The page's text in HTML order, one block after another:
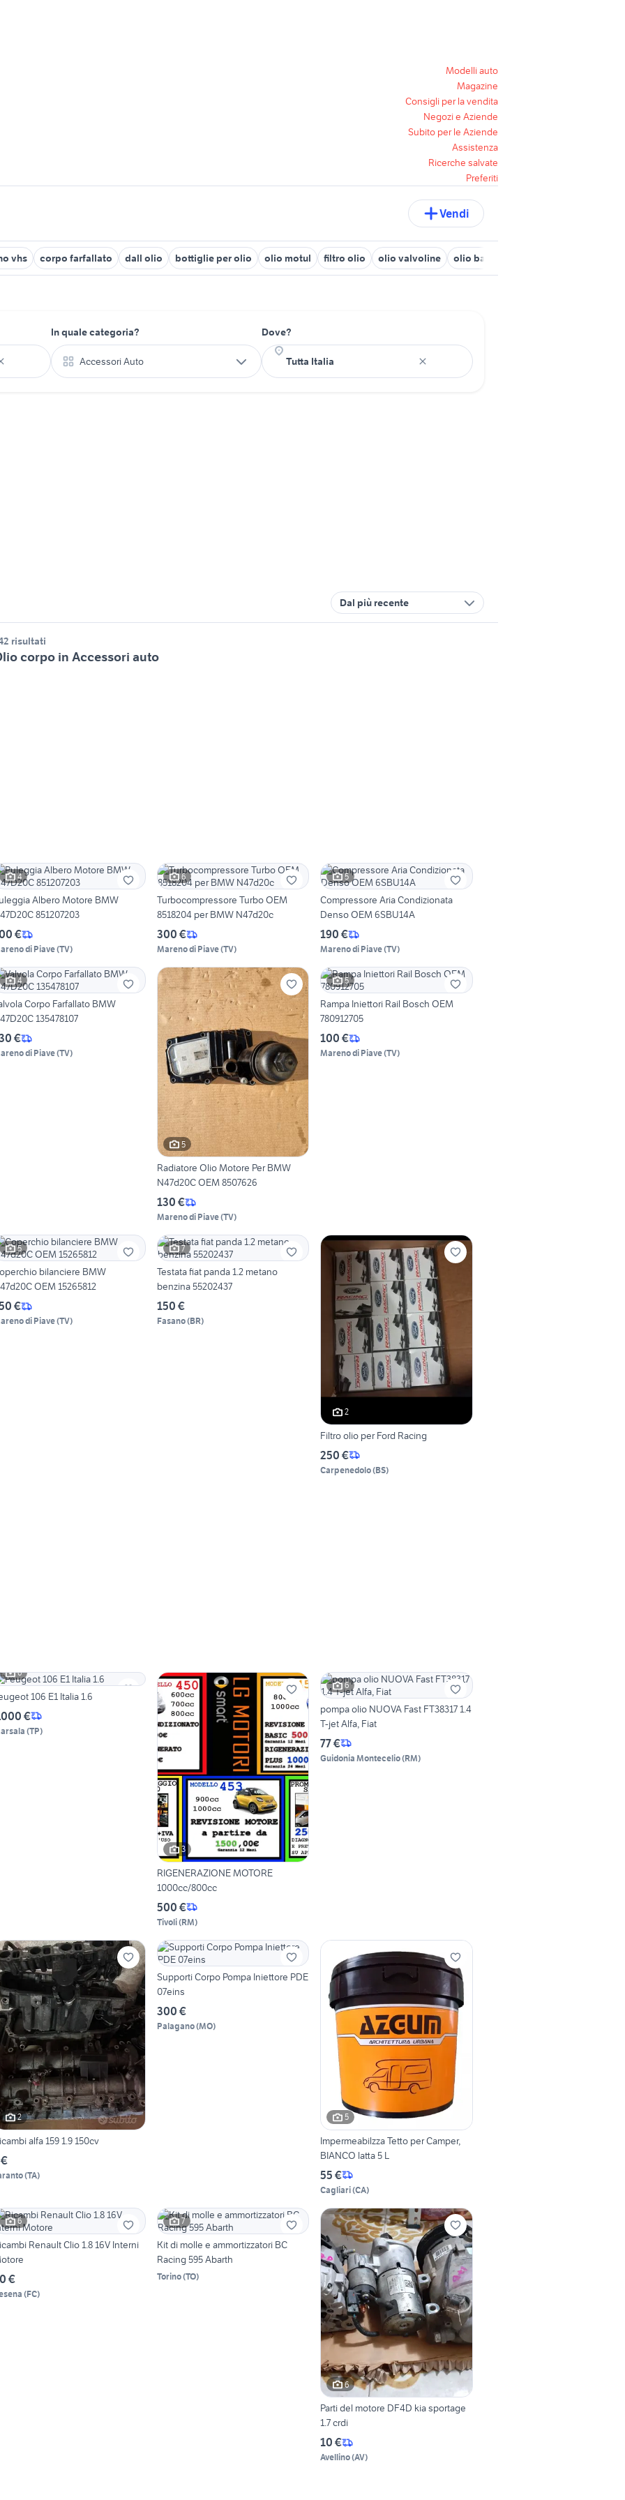
Modelli auto
Magazine
Consigli per la vendita
Negozi e Aziende
Subito per le Aziende
Assistenza
Ricerche salvate
Preferiti
Vendi
vhs corpo farfallato dall olio bottiglie per olio olio motul filtro olio olio valvoline olio bardhal
In quale categoria?
Accessori Auto
Dove?
Dal più recente
risultati
corpo in Accessori auto
4
Albero Motore BMW
851207203
€
di Piave(TV)
6
Turbocompressore Turbo OEM
8518204 per BMW N47d20c
300 €
Mareno di Piave(TV)
5
Compressore Aria Condizionata
Denso OEM 6SBU14A
190 €
Mareno di Piave(TV)
4
Corpo Farfallato BMW
135478107
€
di Piave(TV)
5
Radiatore Olio Motore Per BMW
N47d20C OEM 8507626
130 €
Mareno di Piave(TV)
5
Rampa Iniettori Rail Bosch OEM
780912705
100 €
Mareno di Piave(TV)
5
bilanciere BMW
OEM 15265812
€
di Piave(TV)
7
Testata fiat panda 1.2 metano
benzina 55202437
150 €
Fasano(BR)
2
Filtro olio per Ford Racing
250 €
Carpenedolo(BS)
6
106 E1 Italia 1.6
€
(TP)
3
RIGENERAZIONE MOTORE
1000cc/800cc
500 €
Tivoli(RM)
6
pompa olio NUOVA Fast FT38317 1.4
T-jet Alfa, Fiat
77 €
Guidonia Montecelio(RM)
2
alfa 159 1.9 150cv
(TA)
Supporti Corpo Pompa Iniettore PDE
07eins
300 €
Palagano(MO)
5
Impermeabilzza Tetto per Camper,
BIANCO latta 5 L
55 €
Cagliari(CA)
6
Renault Clio 1.8 16V Interni
€
(FC)
7
Kit di molle e ammortizzatori BC
Racing 595 Abarth
Torino(TO)
6
Parti del motore DF4D kia sportage
1.7 crdi
10 €
Avellino(AV)